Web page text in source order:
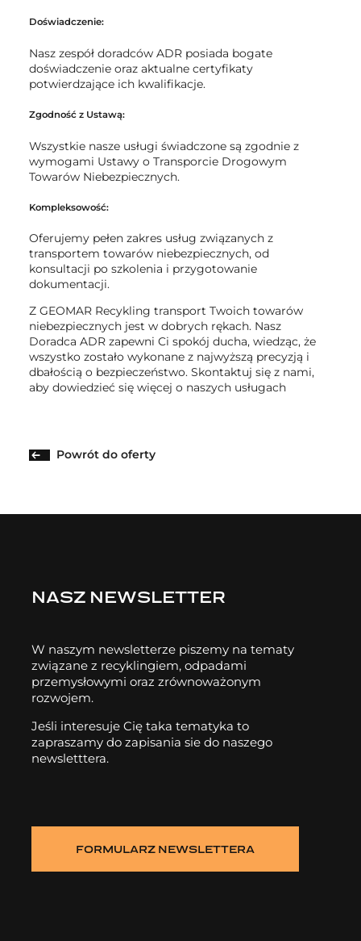
Doświadczenie:
Nasz zespół doradców ADR posiada bogate
doświadczenie oraz aktualne certyfikaty
potwierdzające ich kwalifikacje.
Zgodność z Ustawą:
Wszystkie nasze usługi świadczone są zgodnie z
wymogami Ustawy o Transporcie Drogowym
Towarów Niebezpiecznych.
Kompleksowość:
Oferujemy pełen zakres usług związanych z
transportem towarów niebezpiecznych, od
konsultacji po szkolenia i przygotowanie
dokumentacji.
Z GEOMAR Recykling transport Twoich towarów
niebezpiecznych jest w dobrych rękach. Nasz
Doradca ADR zapewni Ci spokój ducha, wiedząc, że
wszystko zostało wykonane z najwyższą precyzją i
dbałością o bezpieczeństwo. Skontaktuj się z nami,
aby dowiedzieć się więcej o naszych usługach
Powrót do oferty
NASZ NEWSLETTER
W naszym newsletterze piszemy na tematy
związane z recyklingiem, odpadami
przemysłowymi oraz zrównoważonym
rozwojem.
Jeśli interesuje Cię taka tematyka to
zapraszamy do zapisania sie do naszego
newsletttera.
FORMULARZ NEWSLETTERA